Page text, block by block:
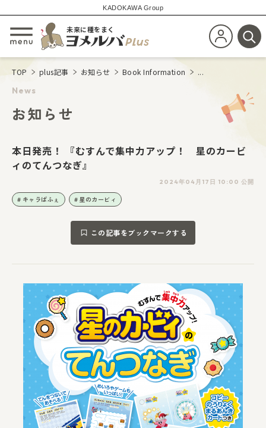
KADOKAWA Group
メニューを開閉する
未来に種をまく
新規会員登
検
TOP plus記事 お知らせ Book Information ...
News
お知らせ
本日発売！ 『むすんで集中力アップ！ 星のカービ
ィのてんつなぎ』
2024年04月17日 10:00 公開
キャラぱふぇ 星のカービィ
この記事をブックマークする